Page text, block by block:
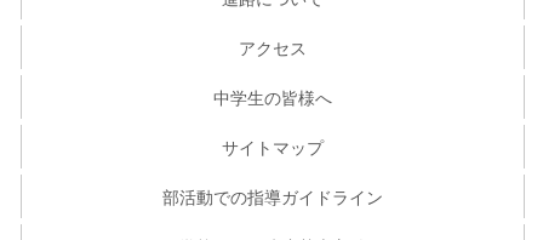
アクセス
中学生の皆様へ
サイトマップ
部活動での指導ガイドライン